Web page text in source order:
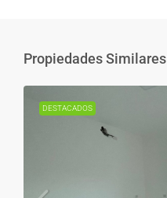
Propiedades Similares
DESTACADOS